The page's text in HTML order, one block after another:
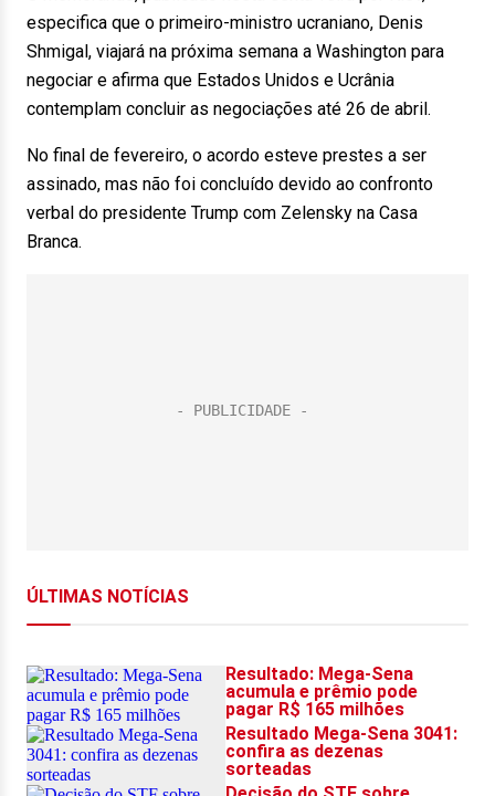
especifica que o primeiro-ministro ucraniano, Denis
Shmigal, viajará na próxima semana a Washington para
negociar e afirma que Estados Unidos e Ucrânia
contemplam concluir as negociações até 26 de abril.
No final de fevereiro, o acordo esteve prestes a ser
assinado, mas não foi concluído devido ao confronto
verbal do presidente Trump com Zelensky na Casa
Branca.